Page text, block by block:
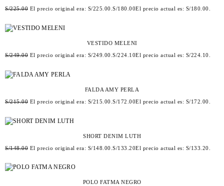
S/225.00 El precio original era: S/225.00. S/180.00El precio actual es: S/180.00.
VESTIDO MELENI
S/249.00 El precio original era: S/249.00. S/224.10El precio actual es: S/224.10.
FALDA AMY PERLA
S/215.00 El precio original era: S/215.00. S/172.00El precio actual es: S/172.00.
SHORT DENIM LUTH
S/148.00 El precio original era: S/148.00. S/133.20El precio actual es: S/133.20.
POLO FATMA NEGRO